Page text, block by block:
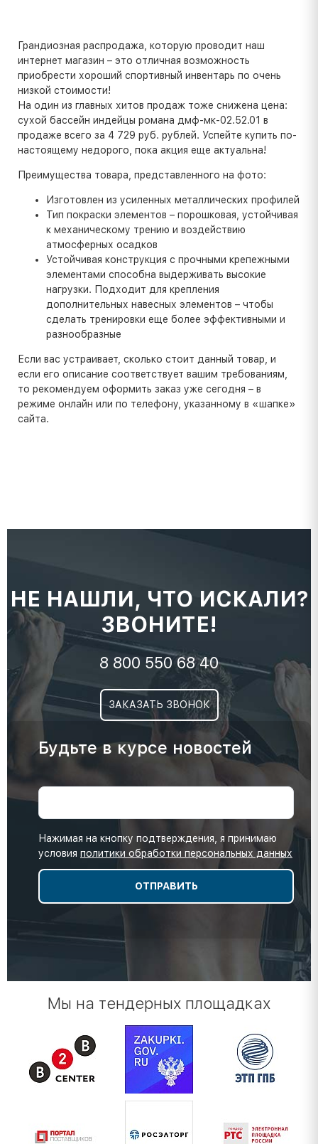
Грандиозная распродажа, которую проводит наш
интернет магазин – это отличная возможность
приобрести хороший спортивный инвентарь по очень
низкой стоимости!
На один из главных хитов продаж тоже снижена цена:
сухой бассейн индейцы романа дмф-мк-02.52.01 в
продаже всего за 4 729 руб. рублей. Успейте купить по-
настоящему недорого, пока акция еще актуальна!
Преимущества товара, представленного на фото:
Изготовлен из усиленных металлических профилей
Тип покраски элементов – порошковая, устойчивая
к механическому трению и воздействию
атмосферных осадков
Устойчивая конструкция с прочными крепежными
элементами способна выдерживать высокие
нагрузки. Подходит для крепления
дополнительных навесных элементов – чтобы
сделать тренировки еще более эффективными и
разнообразные
Если вас устраивает, сколько стоит данный товар, и
если его описание соответствует вашим требованиям,
то рекомендуем оформить заказ уже сегодня – в
режиме онлайн или по телефону, указанному в «шапке»
сайта.
НЕ НАШЛИ, ЧТО ИСКАЛИ?
ЗВОНИТЕ!
8 800 550 68 40
ЗАКАЗАТЬ ЗВОНОК
Будьте в курсе новостей
Нажимая на кнопку подтверждения, я принимаю
условия политики обработки персональных данных
Мы на тендерных площадках